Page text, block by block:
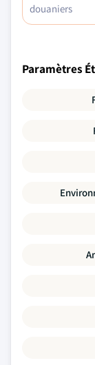
douaniers
Paramètres